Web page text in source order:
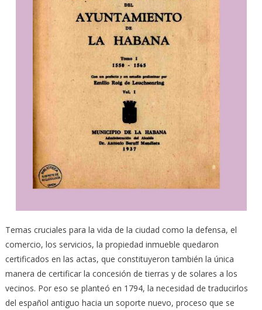
Temas cruciales para la vida de la ciudad como la defensa, el
comercio, los servicios, la propiedad inmueble quedaron
certificados en las actas, que constituyeron también la única
manera de certificar la concesión de tierras y de solares a los
vecinos. Por eso se planteó en 1794, la necesidad de traducirlos
del español antiguo hacia un soporte nuevo, proceso que se